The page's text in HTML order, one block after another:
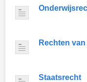
Rechten
Staatsrecht